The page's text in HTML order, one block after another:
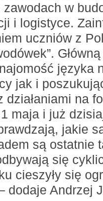
w
i logistyce.
uczniów z
języka
jak i
na
maja i już
jakie
są ostatnie
się
cieszyły się
dodaje Andrzej